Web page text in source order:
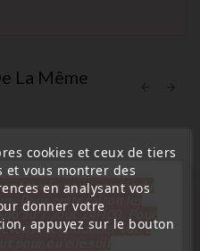
La Même
cookies et ceux de tiers
et vous montrer des
en analysant vos
donner votre
appuyez sur le bouton
fermée pour congés du
Pour cette raison les
7 aout 14H00. Pour
réceptionner votre
pour qu'elle soit